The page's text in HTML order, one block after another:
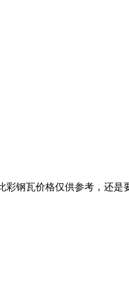
钢瓦价格仅供参考，还是